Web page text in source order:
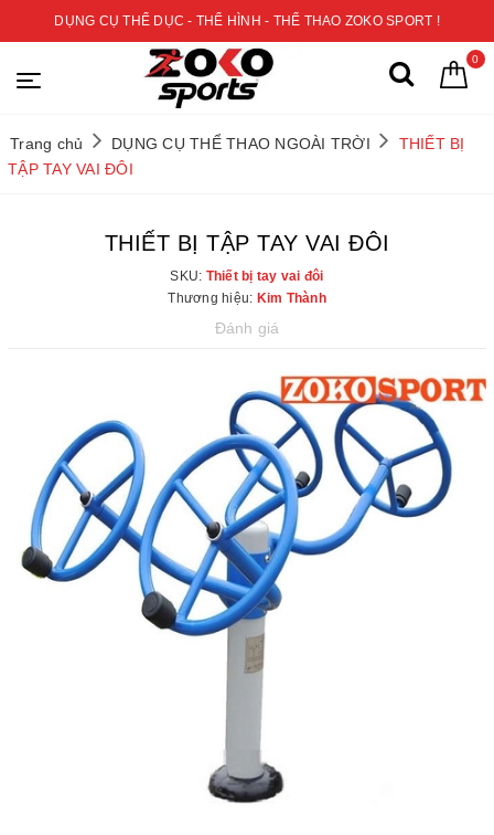
DỤNG CỤ THỂ DỤC - THỂ HÌNH - THỂ THAO ZOKO SPORT !
0
Trang chủ DỤNG CỤ THỂ THAO NGOÀI TRỜI
THIẾT BỊ
TẬP TAY VAI ĐÔI
THIẾT BỊ TẬP TAY VAI ĐÔI
SKU: Thiết bị tay vai đôi
Thương hiệu: Kim Thành
Đánh giá